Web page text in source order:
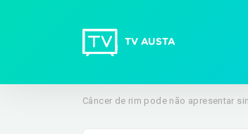
TV AUSTA
Câncer de rim pode não apresentar